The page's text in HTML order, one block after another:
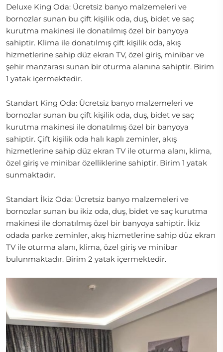
Deluxe King Oda: Ücretsiz banyo malzemeleri ve
bornozlar sunan bu çift kişilik oda, duş, bidet ve saç
kurutma makinesi ile donatılmış özel bir banyoya
sahiptir. Klima ile donatılmış çift kişilik oda, akış
hizmetlerine sahip düz ekran TV, özel giriş, minibar ve
şehir manzarası sunan bir oturma alanına sahiptir. Birim
1 yatak içermektedir.
Standart King Oda: Ücretsiz banyo malzemeleri ve
bornozlar sunan bu çift kişilik oda, duş, bidet ve saç
kurutma makinesi ile donatılmış özel bir banyoya
sahiptir. Çift kişilik oda halı kaplı zeminler, akış
hizmetlerine sahip düz ekran TV ile oturma alanı, klima,
özel giriş ve minibar özelliklerine sahiptir. Birim 1 yatak
sunmaktadır.
Standart İkiz Oda: Ücretsiz banyo malzemeleri ve
bornozlar sunan bu ikiz oda, duş, bidet ve saç kurutma
makinesi ile donatılmış özel bir banyoya sahiptir. İkiz
odada parke zeminler, akış hizmetlerine sahip düz ekran
TV ile oturma alanı, klima, özel giriş ve minibar
bulunmaktadır. Birim 2 yatak içermektedir.